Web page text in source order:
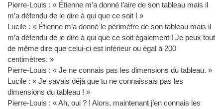
Pierre-Louis : « Étienne m’a donné l’aire de son tableau mais il
m’a défendu de le dire à qui que ce soit ! »
Lucile : « Étienne m’a donné le périmètre de son tableau mais il
m’a défendu de le dire à qui que ce soit également ! Je peux tout
de même dire que celui-ci est inférieur ou égal à 200
centimètres. »
Pierre-Louis : « Je ne connais pas les dimensions du tableau. »
Lucile : « Je savais déjà que tu ne connaissais pas les
dimensions du tableau ! »
Pierre-Louis : « Ah, oui ? ! Alors, maintenant j’en connais les